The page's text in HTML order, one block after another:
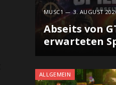
MUSC1 3. AUGUST
Abseits von
erwarteten
ALLGEMEIN